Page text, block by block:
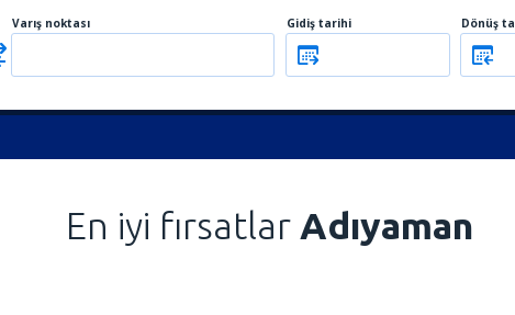
Varış noktası Gidiş tarihi Dönüş
En iyi fırsatlar Adıyaman